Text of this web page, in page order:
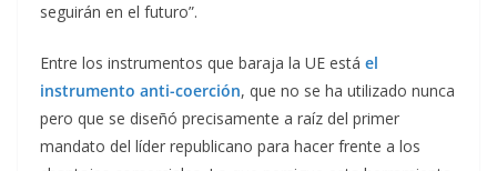
seguirán en el futuro”.
Entre los instrumentos que baraja la UE está el
instrumento anti-coerción, que no se ha utilizado nunca
pero que se diseñó precisamente a raíz del primer
mandato del líder republicano para hacer frente a los